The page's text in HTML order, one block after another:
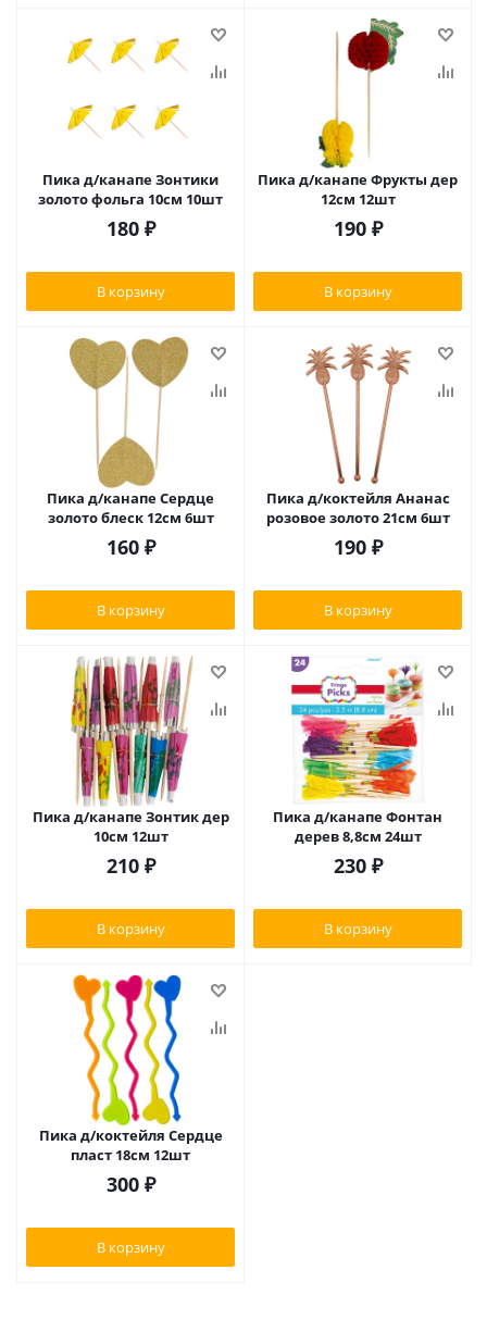
Пика д/канапе Зонтики
золото фольга 10см 10шт
180₽
В корзину
Пика д/канапе Фрукты дер
12см 12шт
190₽
В корзину
Пика д/канапе Сердце
золото блеск 12см 6шт
160₽
В корзину
Пика д/коктейля Ананас
розовое золото 21см 6шт
190₽
В корзину
Пика д/канапе Зонтик дер
10см 12шт
210₽
В корзину
Пика д/канапе Фонтан
дерев 8,8см 24шт
230₽
В корзину
Пика д/коктейля Сердце
пласт 18см 12шт
300₽
В корзину